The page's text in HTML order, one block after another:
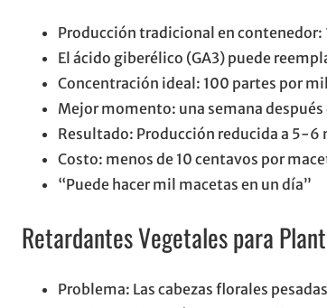
Producción tradicional en contenedor:
El ácido giberélico (GA3) puede
Concentración ideal: 100 partes por
Mejor momento: una semana
Resultado: Producción reducida a 5-6
Costo: menos de 10 centavos por
“Puede hacer mil macetas en un día”
Retardantes Vegetales para
Problema: Las cabezas florales